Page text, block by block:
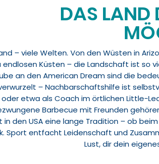
DAS LAND
– viele Welten. Von den Wüsten in
endlosen Küsten – die Landschaft ist so
an den American Dream sind die
– Nachbarschaftshilfe ist
oder etwa als Coach im örtlichen Little-
Barbecue mit Freunden
in den USA eine lange Tradition – ob
Sport entfacht Leidenschaft und
Lust, dir dein